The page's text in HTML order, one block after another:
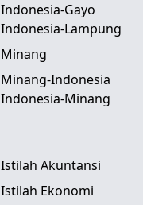
Indonesia-Gayo
Indonesia-Lampung
Minang
Minang-Indonesia
Indonesia-Minang
Istilah Akuntansi
Istilah Ekonomi